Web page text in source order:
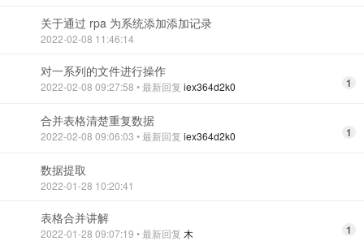
关于通过 rpa 为系统添加添加记录
2022-02-08 11:46:14
对一系列的文件进行操作
2022-02-08 09:27:58 • 最新回复 iex364d2k0 1
合并表格清楚重复数据
2022-02-08 09:06:03 • 最新回复 iex364d2k0 1
数据提取
2022-01-28 10:20:41
表格合并讲解
2022-01-28 09:07:19 • 最新回复 木 1